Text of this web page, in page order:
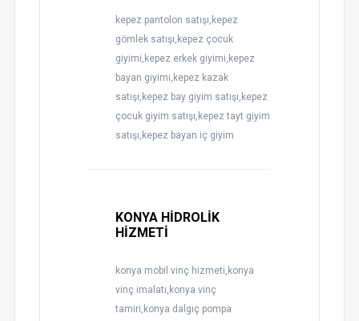
kepez pantolon satışı,kepez
gömlek satışı,kepez çocuk
giyimi,kepez erkek giyimi,kepez
bayan giyimi,kepez kazak
satışı,kepez bay giyim satışı,kepez
çocuk giyim satışı,kepez tayt giyim
satışı,kepez bayan iç giyim
KONYA HİDROLİK
HİZMETİ
konya mobil vinç hizmeti,konya
vinç imalatı,konya vinç
tamiri,konya dalgıç pompa